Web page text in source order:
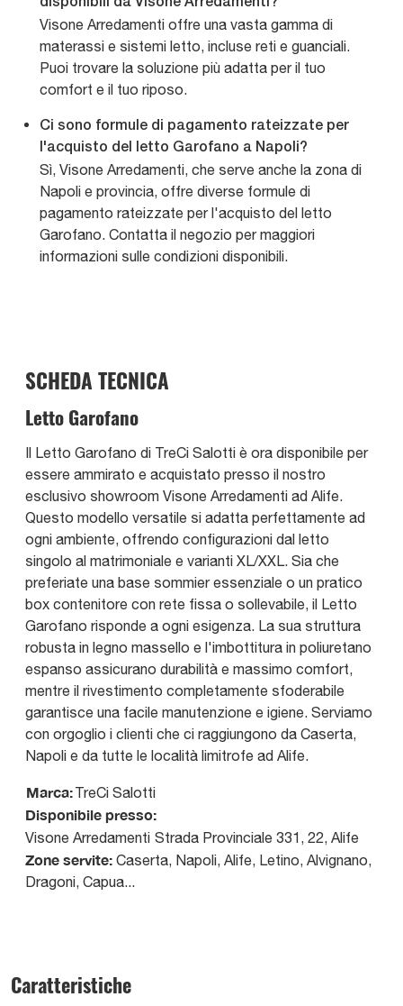
disponibili da Visone Arredamenti?
Visone Arredamenti offre una vasta gamma di
materassi e sistemi letto, incluse reti e guanciali.
Puoi trovare la soluzione più adatta per il tuo
comfort e il tuo riposo.
Ci sono formule di pagamento rateizzate per
l'acquisto del letto Garofano a Napoli?
Sì, Visone Arredamenti, che serve anche la zona di
Napoli e provincia, offre diverse formule di
pagamento rateizzate per l'acquisto del letto
Garofano. Contatta il negozio per maggiori
informazioni sulle condizioni disponibili.
SCHEDA TECNICA
Letto Garofano
Il Letto Garofano di TreCi Salotti è ora disponibile per
essere ammirato e acquistato presso il nostro
esclusivo showroom Visone Arredamenti ad Alife.
Questo modello versatile si adatta perfettamente ad
ogni ambiente, offrendo configurazioni dal letto
singolo al matrimoniale e varianti XL/XXL. Sia che
preferiate una base sommier essenziale o un pratico
box contenitore con rete fissa o sollevabile, il Letto
Garofano risponde a ogni esigenza. La sua struttura
robusta in legno massello e l'imbottitura in poliuretano
espanso assicurano durabilità e massimo comfort,
mentre il rivestimento completamente sfoderabile
garantisce una facile manutenzione e igiene. Serviamo
con orgoglio i clienti che ci raggiungono da Caserta,
Napoli e da tutte le località limitrofe ad Alife.
Marca:TreCi Salotti
Disponibile presso:
Visone Arredamenti Strada Provinciale 331, 22, Alife
Zone servite: Caserta, Napoli, Alife, Letino, Alvignano,
Dragoni, Capua...
Caratteristiche